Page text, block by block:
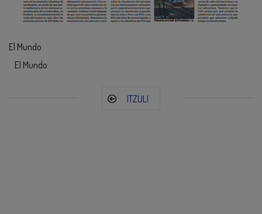
El Mundo
El Mundo
ITZULI